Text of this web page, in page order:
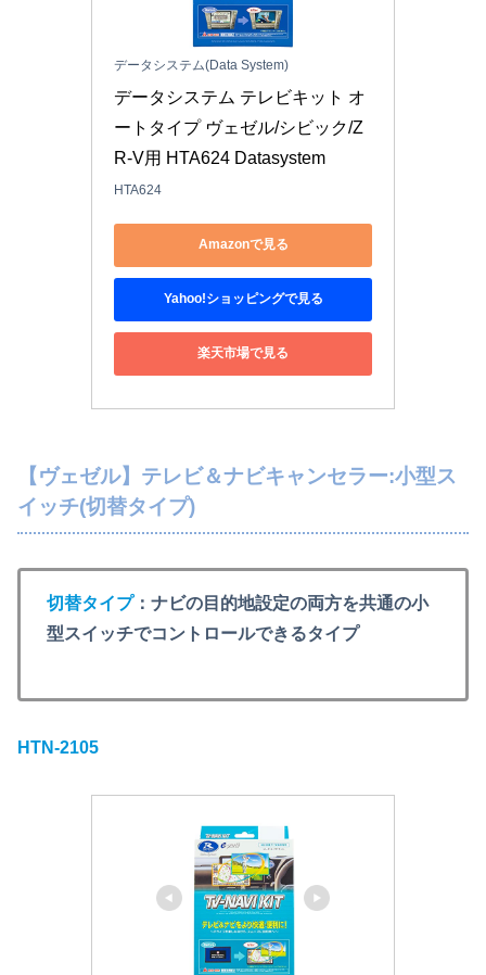
データシステム(Data System)
データシステム テレビキット オ
ートタイプ ヴェゼル/シビック/Z
R-V用 HTA624 Datasystem
HTA624
Amazonで見る
Yahoo!ショッピングで見る
楽天市場で見る
【ヴェゼル】テレビ＆ナビキャンセラー:小型ス
イッチ(切替タイプ)
切替タイプ：ナビの目的地設定の両方を共通の小
型スイッチでコントロールできるタイプ
HTN-2105